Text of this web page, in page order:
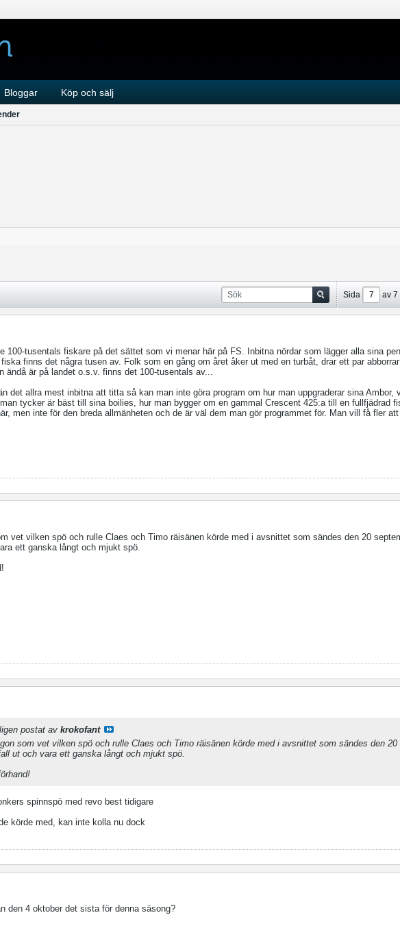
Bloggar Köp och sälj
Sida av 7
100-tusentals fiskare på det sättet som vi menar här på FS. Inbitna nördar som lägger alla sina
finns det några tusen av. Folk som en gång om året åker ut med en turbåt, drar ett par
ändå är på landet o.s.v. finns det 100-tusentals av...
det allra mest inbitna att titta så kan man inte göra program om hur man uppgraderar sina Ambor,
tycker är bäst till sina boilies, hur man bygger om en gammal Crescent 425:a till en fullfjädrad
men inte för den breda allmänheten och de är väl dem man gör programmet för. Man vill få fler
vet vilken spö och rulle Claes och Timo räisänen körde med i avsnittet som sändes den 20
ett ganska långt och mjukt spö.
postat av krokofant
som vet vilken spö och rulle Claes och Timo räisänen körde med i avsnittet som sändes den 20
ut och vara ett ganska långt och mjukt spö.
spinnspö med revo best tidigare
körde med, kan inte kolla nu dock
den 4 oktober det sista för denna säsong?